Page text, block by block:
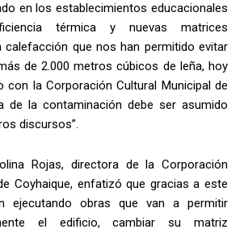
en los establecimientos educacionales
térmica y nuevas matrices
calefacción que nos han permitido evitar
de 2.000 metros cúbicos de leña, hoy
con la Corporación Cultural Municipal de
de la contaminación debe ser asumido
discursos”.
Rojas, directora de la Corporación
Coyhaique, enfatizó que gracias a este
ejecutando obras que van a permitir
el edificio, cambiar su matriz